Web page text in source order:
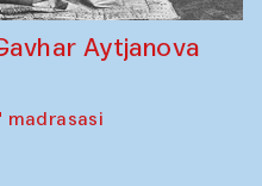
Aytjanova
madrasasi